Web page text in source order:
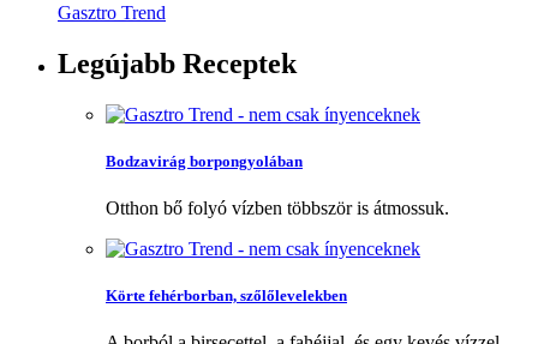
Gasztro Trend
Legújabb Receptek
Bodzavirág borpongyolában
Otthon bő folyó vízben többször is átmossuk.
Körte fehérborban, szőlőlevelekben